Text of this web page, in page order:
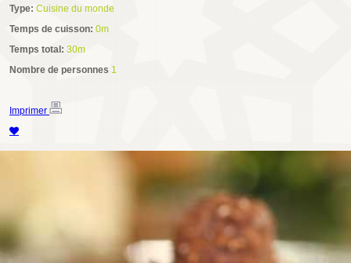
Type: Cuisine du monde
Temps de cuisson: 0m
Temps total: 30m
Nombre de personnes 1
Imprimer